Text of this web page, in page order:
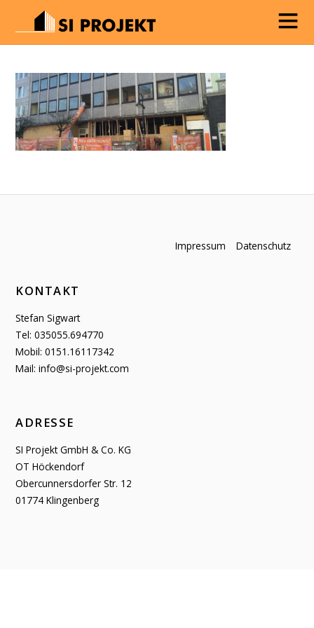
Impressum Datenschutz
KONTAKT
Stefan Sigwart
Tel: 035055.694770
Mobil: 0151.16117342
Mail: info@si-projekt.com
ADRESSE
SI Projekt GmbH & Co. KG
OT Höckendorf
Obercunnersdorfer Str. 12
01774 Klingenberg